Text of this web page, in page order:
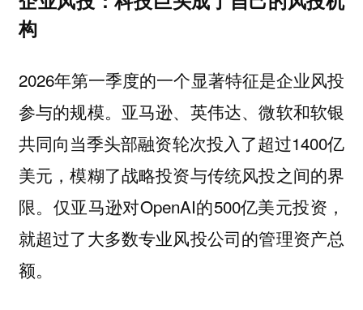
构
2026年第一季度的一个显著特征是企业风投
参与的规模。亚马逊、英伟达、微软和软银
共同向当季头部融资轮次投入了超过1400亿
美元，模糊了战略投资与传统风投之间的界
限。仅亚马逊对OpenAI的500亿美元投资，
就超过了大多数专业风投公司的管理资产总
额。